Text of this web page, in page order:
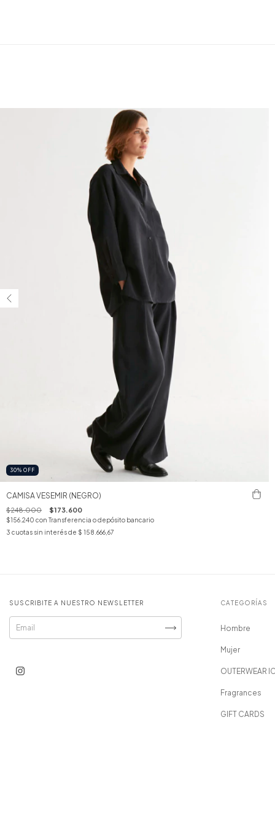
30% OFF
CAMISA VESEMIR (NEGRO)
$248.000 $173.600
$156.240 con Transferencia o depósito bancario
3 cuotas sin interés de $ 158.666,67
SUSCRIBITE A NUESTRO NEWSLETTER CATEGORÍAS
Hombre
Mujer
OUTERWEAR
Fragrances
GIFT CARDS